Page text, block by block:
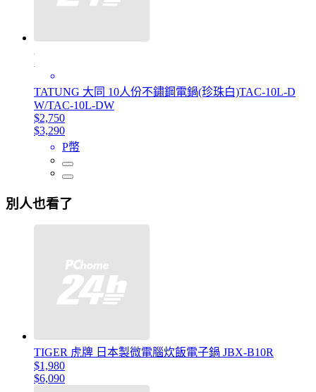
TATUNG 大同 10人份不鏽鋼電鍋(珍珠白)TAC-10L-D
W/TAC-10L-DW
$2,750
$3,290
P幣
別人也看了
TIGER 虎牌 日本製微電腦炊飯電子鍋 JBX-B10R
$1,980
$6,090